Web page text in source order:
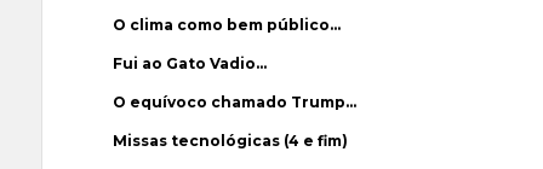
O clima como bem público…
Fui ao Gato Vadio…
O equívoco chamado Trump…
Missas tecnológicas (4 e fim)